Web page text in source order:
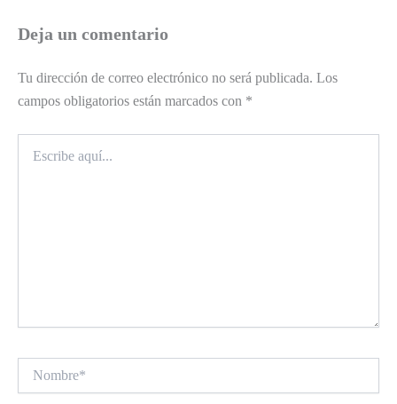
Deja un comentario
Tu dirección de correo electrónico no será publicada. Los
campos obligatorios están marcados con *
aquí...